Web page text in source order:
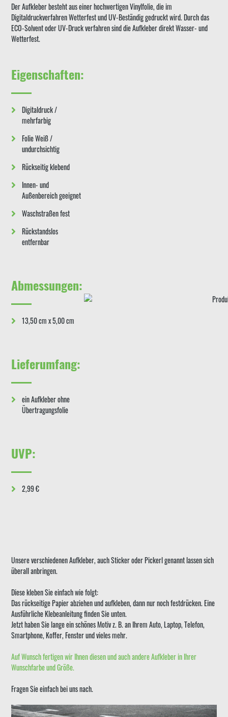
Der Aufkleber besteht aus einer hochwertigen Vinylfolie, die im
Digitaldruckverfahren Wetterfest und UV-Beständig gedruckt wird. Durch das
ECO-Solvent oder UV-Druck verfahren sind die Aufkleber direkt Wasser- und
Wetterfest.
Eigenschaften:
Digitaldruck /
mehrfarbig
Folie Weiß /
undurchsichtig
Rückseitig klebend
Innen- und
Außenbereich geeignet
Waschstraßen fest
Rückstandslos
entfernbar
Abmessungen:
13,50 cm x 5,00 cm
Lieferumfang:
ein Aufkleber ohne
Übertragungsfolie
UVP:
2,99 €
Unsere verschiedenen Aufkleber, auch Sticker oder Pickerl genannt lassen sich
überall anbringen.
Diese kleben Sie einfach wie folgt:
Das rückseitige Papier abziehen und aufkleben, dann nur noch festdrücken. Eine
Ausführliche Klebeanleitung finden Sie unten.
Jetzt haben Sie lange ein schönes Motiv z. B. an Ihrem Auto, Laptop, Telefon,
Smartphone, Koffer, Fenster und vieles mehr.
Auf Wunsch fertigen wir Ihnen diesen und auch andere Aufkleber in Ihrer
Wunschfarbe und Größe.
Fragen Sie einfach bei uns nach.